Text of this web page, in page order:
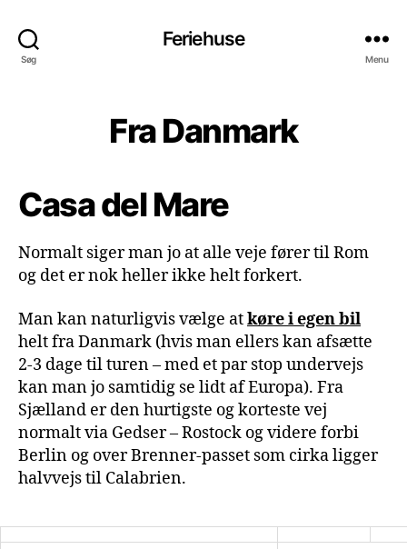
Søg
Feriehuse
Menu
Fra Danmark
Casa del Mare
Normalt siger man jo at alle veje fører til Rom
og det er nok heller ikke helt forkert.
Man kan naturligvis vælge atkøre i egen bil
helt fra Danmark (hvis man ellers kan afsætte
2-3 dage til turen – med et par stop undervejs
kan man jo samtidig se lidt af Europa). Fra
Sjælland er den hurtigste og korteste vej
normalt via Gedser – Rostock og videre forbi
Berlin og over Brenner-passet som cirka ligger
halvvejs til Calabrien.